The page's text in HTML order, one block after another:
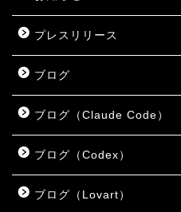
プレスリリース
ブログ
ブログ（Claude Code）
ブログ（Codex）
ブログ（Lovart）